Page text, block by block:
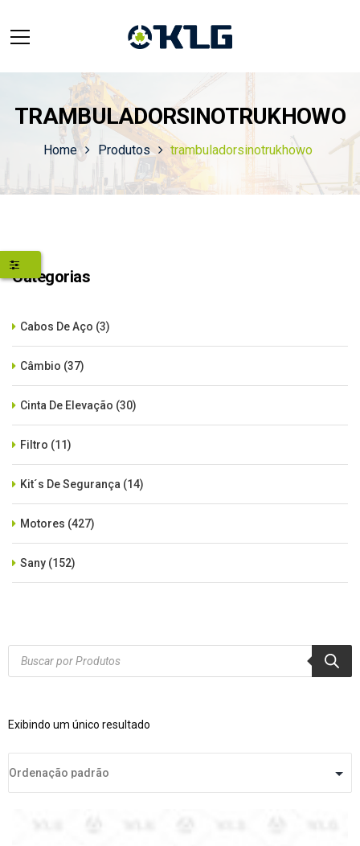
TRAMBULADORSINOTRUKHOWO
Home Produtos trambuladorsinotrukhowo
Categorias
Cabos De Aço (3)
Câmbio (37)
Cinta De Elevação (30)
Filtro (11)
Kit´s De Segurança (14)
Motores (427)
Sany (152)
Zoomlion(84)
Products
search
Exibindo um único resultado